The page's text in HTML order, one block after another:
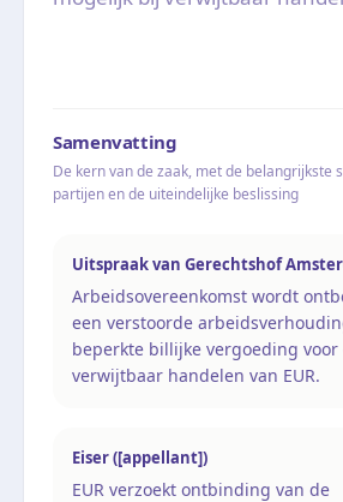
Samenvatting
De kern van de zaak, met de belangrijkste
partijen en de uiteindelijke beslissing
Uitspraak van Gerechtshof
Arbeidsovereenkomst wordt
een verstoorde
beperkte billijke vergoeding
verwijtbaar handelen van EUR.
Eiser ([appellant])
EUR verzoekt ontbinding van de